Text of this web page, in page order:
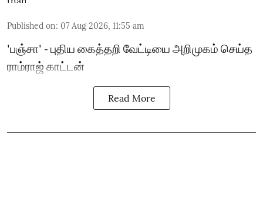
Published on: 07 Aug 2026, 11:55 am
'பஞ்சா' - புதிய கைத்தறி வேட்டியை அறிமுகம் செய்த
ராம்ராஜ் காட்டன்
Read More